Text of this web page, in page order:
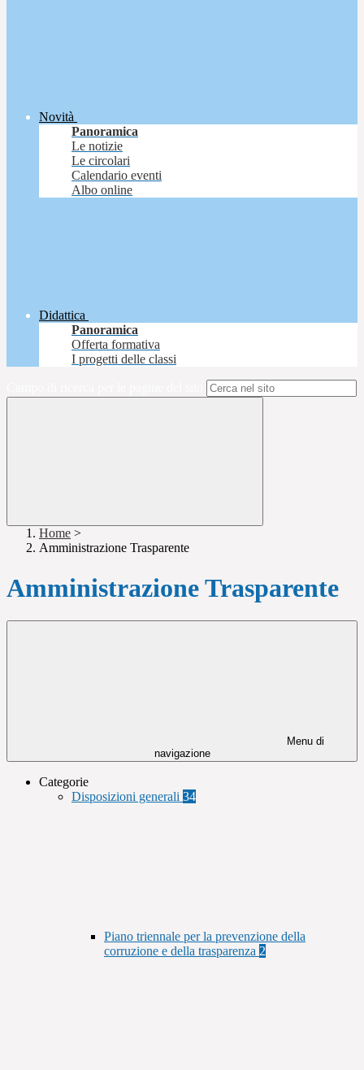
Novità
Panoramica
Le notizie
Le circolari
Calendario eventi
Albo online
Didattica
Panoramica
Offerta formativa
I progetti delle classi
Home >
Amministrazione Trasparente
Amministrazione Trasparente
Menu di
navigazione
Categorie
Disposizioni generali 34
Piano triennale per la prevenzione della
corruzione e della trasparenza 2